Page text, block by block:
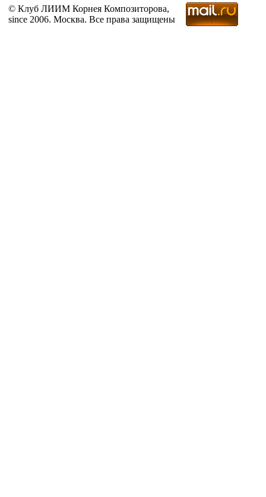
© Клуб ЛИИМ Корнея Композиторова,
since 2006. Москва. Все права защищены